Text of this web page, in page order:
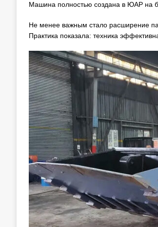
Машина полностью создана в ЮАР на
Не менее важным стало расширение
Практика показала: техника